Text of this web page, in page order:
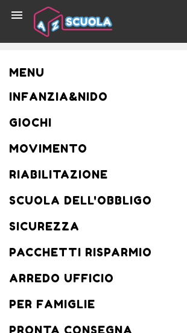

MENU
INFANZIA&NIDO
GIOCHI
MOVIMENTO
RIABILITAZIONE
SCUOLA DELL'OBBLIGO
SICUREZZA
PACCHETTI RISPARMIO
ARREDO UFFICIO
PER FAMIGLIE
PRONTA CONSEGNA